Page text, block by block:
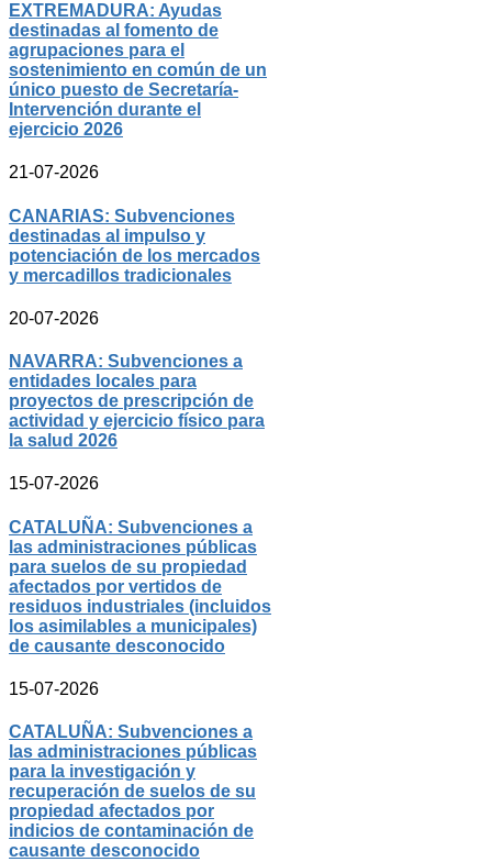
EXTREMADURA: Ayudas
destinadas al fomento de
agrupaciones para el
sostenimiento en común de un
único puesto de Secretaría-
Intervención durante el
ejercicio 2026
21-07-2026
CANARIAS: Subvenciones
destinadas al impulso y
potenciación de los mercados
y mercadillos tradicionales
20-07-2026
NAVARRA: Subvenciones a
entidades locales para
proyectos de prescripción de
actividad y ejercicio físico para
la salud 2026
15-07-2026
CATALUÑA: Subvenciones a
las administraciones públicas
para suelos de su propiedad
afectados por vertidos de
residuos industriales (incluidos
los asimilables a municipales)
de causante desconocido
15-07-2026
CATALUÑA: Subvenciones a
las administraciones públicas
para la investigación y
recuperación de suelos de su
propiedad afectados por
indicios de contaminación de
causante desconocido